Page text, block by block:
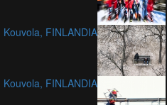
Kouvola, FINLANDIA
Kouvola, FINLANDIA